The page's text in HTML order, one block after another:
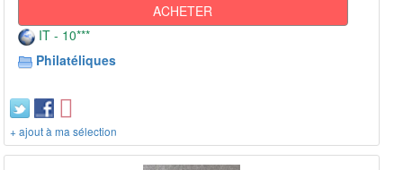
ACHETER
IT - 10***
Philatéliques
+ ajout à ma sélection